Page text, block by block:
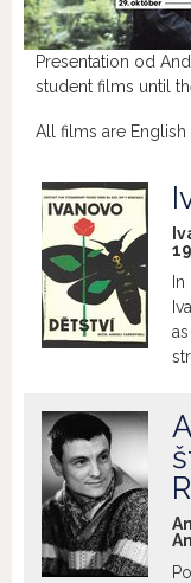
Presentation od
student films until
All films are